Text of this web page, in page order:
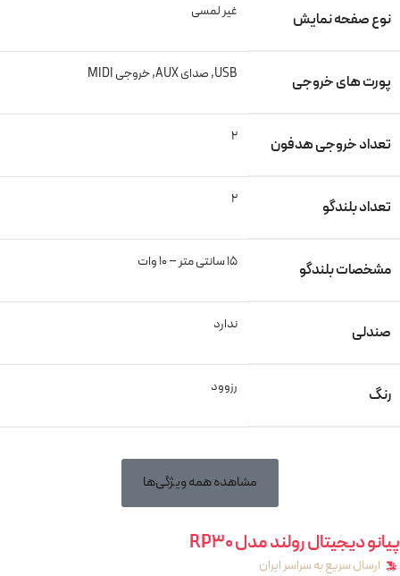
نوع صفحه نمایش غیر لمسی
پورت های خروجی USB, صدای AUX, خروجی MIDI
تعداد خروجی هدفون 2
تعداد بلندگو 2
مشخصات بلندگو 15 سانتی متر – 10 وات
صندلی ندارد
رنگ رزوود
مشاهده همه ویژگی‌ها
پیانو دیجیتال رولند مدل RP30
ارسال سریع به سراسر ایران